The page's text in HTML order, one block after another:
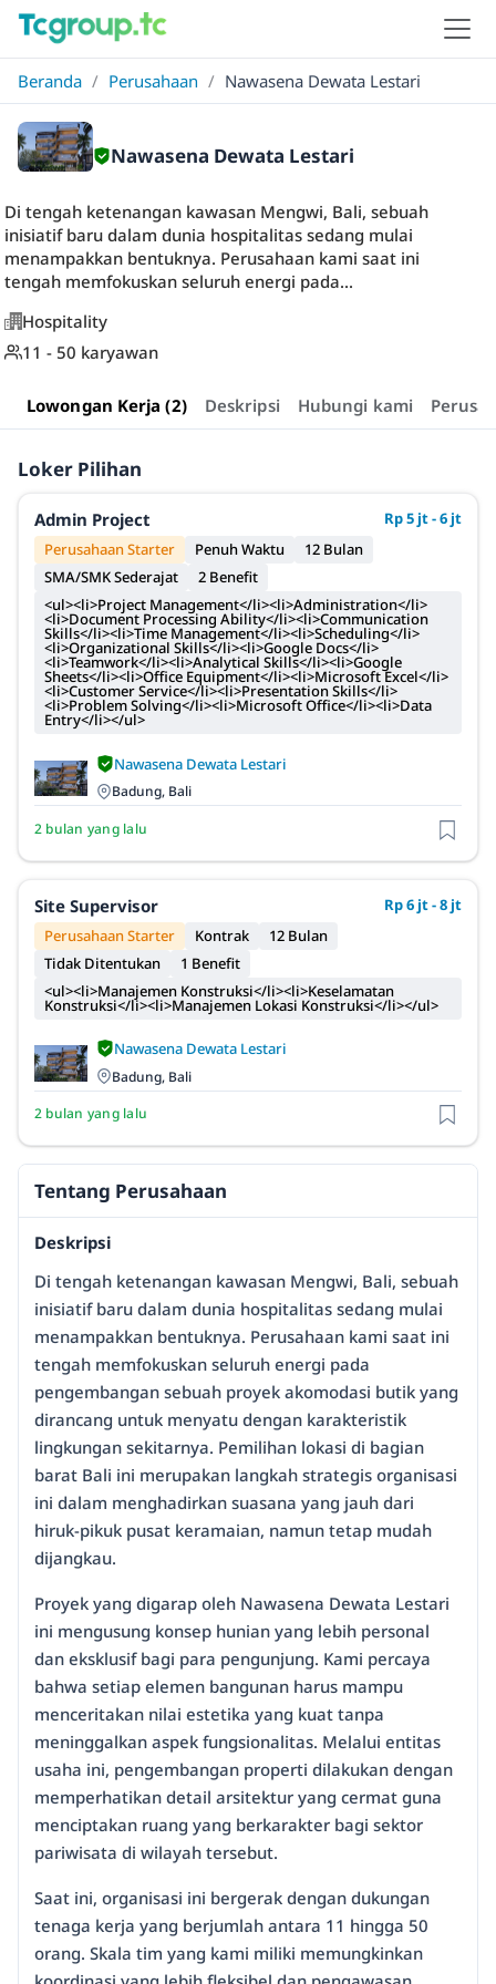
Beranda / Perusahaan / Nawasena Dewata Lestari
Nawasena Dewata Lestari
Di tengah ketenangan kawasan Mengwi, Bali, sebuah
inisiatif baru dalam dunia hospitalitas sedang mulai
menampakkan bentuknya. Perusahaan kami saat ini
tengah memfokuskan seluruh energi pada...
Hospitality
11 - 50 karyawan
Lowongan Kerja (2) Deskripsi Hubungi kami
Loker Pilihan
Admin Project
Rp 5 jt - 6 jt
Perusahaan Starter
Penuh Waktu
12 Bulan
SMA/SMK Sederajat
2 Benefit
<ul><li>Project Management</li><li>Administration</li>
<li>Document Processing Ability</li><li>Communication
Skills</li><li>Time Management</li><li>Scheduling</li>
<li>Organizational Skills</li><li>Google Docs</li>
<li>Teamwork</li><li>Analytical Skills</li><li>Google
Sheets</li><li>Office Equipment</li><li>Microsoft Excel</li>
<li>Customer Service</li><li>Presentation Skills</li>
<li>Problem Solving</li><li>Microsoft Office</li><li>Data
Entry</li></ul>
Nawasena Dewata Lestari
Badung, Bali
2 bulan yang lalu
Site Supervisor
Rp 6 jt - 8 jt
Perusahaan Starter
Kontrak
12 Bulan
Tidak Ditentukan
1 Benefit
<ul><li>Manajemen Konstruksi</li><li>Keselamatan
Konstruksi</li><li>Manajemen Lokasi Konstruksi</li></ul>
Nawasena Dewata Lestari
Badung, Bali
2 bulan yang lalu
Tentang Perusahaan
Deskripsi
Di tengah ketenangan kawasan Mengwi, Bali, sebuah
inisiatif baru dalam dunia hospitalitas sedang mulai
menampakkan bentuknya. Perusahaan kami saat ini
tengah memfokuskan seluruh energi pada
pengembangan sebuah proyek akomodasi butik yang
dirancang untuk menyatu dengan karakteristik
lingkungan sekitarnya. Pemilihan lokasi di bagian
barat Bali ini merupakan langkah strategis organisasi
ini dalam menghadirkan suasana yang jauh dari
hiruk-pikuk pusat keramaian, namun tetap mudah
dijangkau.
Proyek yang digarap oleh Nawasena Dewata Lestari
ini mengusung konsep hunian yang lebih personal
dan eksklusif bagi para pengunjung. Kami percaya
bahwa setiap elemen bangunan harus mampu
menceritakan nilai estetika yang kuat tanpa
meninggalkan aspek fungsionalitas. Melalui entitas
usaha ini, pengembangan properti dilakukan dengan
memperhatikan detail arsitektur yang cermat guna
menciptakan ruang yang berkarakter bagi sektor
pariwisata di wilayah tersebut.
Saat ini, organisasi ini bergerak dengan dukungan
tenaga kerja yang berjumlah antara 11 hingga 50
orang. Skala tim yang kami miliki memungkinkan